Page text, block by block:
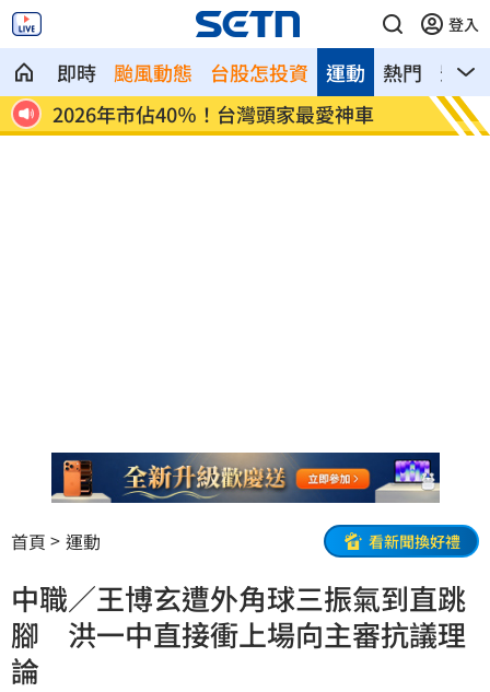
登入
即時 颱風動態 台股怎投資 熱門 影音
運動
2026年市佔40％！台灣頭家最愛神車 錄到
首頁 運動 看新聞換好禮
中職／王博玄遭外角球三振氣到直跳
腳 洪一中直接衝上場向主審抗議理
論